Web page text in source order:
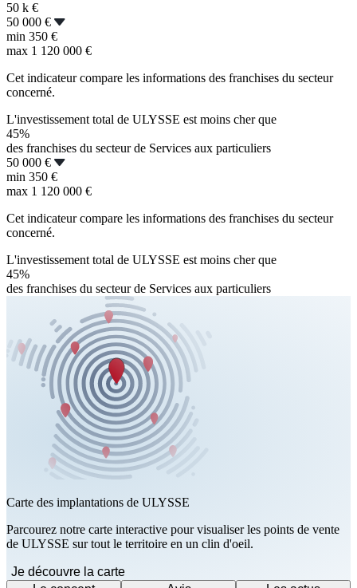
50 k €
50 000 €
min 350 €
max 1 120 000 €
Cet indicateur compare les informations des franchises du secteur
concerné.
L'investissement total de ULYSSE est moins cher que
45%
des franchises du secteur de Services aux particuliers
50 000 €
min 350 €
max 1 120 000 €
Cet indicateur compare les informations des franchises du secteur
concerné.
L'investissement total de ULYSSE est moins cher que
45%
des franchises du secteur de Services aux particuliers
Carte des implantations de ULYSSE
Parcourez notre carte interactive pour visualiser les points de vente
de ULYSSE sur tout le territoire en un clin d'oeil.
Je découvre la carte